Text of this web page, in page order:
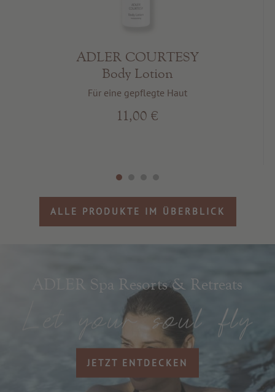
ADLER COURTESY
Body Lotion
Für eine gepflegte Haut
11,00 €
ALLE PRODUKTE IM ÜBERBLICK
ADLER Spa Resorts & Retreats
JETZT ENTDECKEN